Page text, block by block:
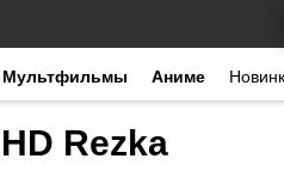
Мультфильмы Аниме
Rezka